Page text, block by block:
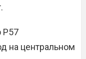
Р57
на центральном